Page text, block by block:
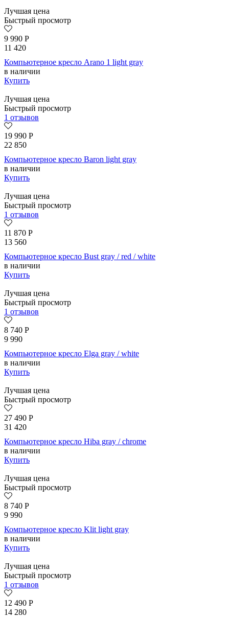
Лучшая цена
Быстрый просмотр
9 990 Р
11 420
Компьютерное кресло Arano 1 light gray
в наличии
Купить
Лучшая цена
Быстрый просмотр
1 отзывов
19 990 Р
22 850
Компьютерное кресло Baron light gray
в наличии
Купить
Лучшая цена
Быстрый просмотр
1 отзывов
11 870 Р
13 560
Компьютерное кресло Bust gray / red / white
в наличии
Купить
Лучшая цена
Быстрый просмотр
1 отзывов
8 740 Р
9 990
Компьютерное кресло Elga gray / white
в наличии
Купить
Лучшая цена
Быстрый просмотр
27 490 Р
31 420
Компьютерное кресло Hiba gray / chrome
в наличии
Купить
Лучшая цена
Быстрый просмотр
8 740 Р
9 990
Компьютерное кресло Klit light gray
в наличии
Купить
Лучшая цена
Быстрый просмотр
1 отзывов
12 490 Р
14 280